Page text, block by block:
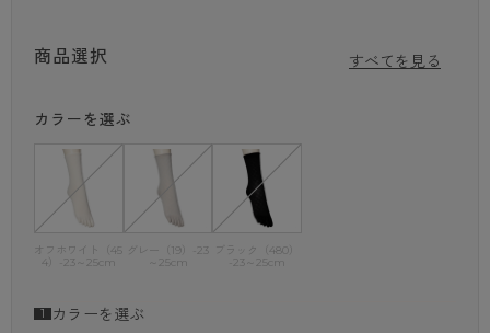
・浮き目編み
・5本指
※商品画像はできる限り実物の色に近づけるよう調整しておりますが、
ご覧になる環境（PCのモニタ設定やスマホ画面シール等）により
実物と色味が異なる場合がございます。
商品選択 すべてを見る
カラーを選ぶ
オフホワイト（45
4）-23～25cm
グレー（19）-23
～25cm
ブラック（480）
-23～25cm
カラーを選ぶ